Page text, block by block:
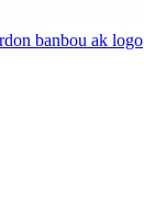
banbou ak logo